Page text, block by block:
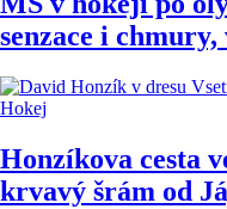
senzace i chmury,
Hokej
Honzíkova cesta
krvavý šrám od